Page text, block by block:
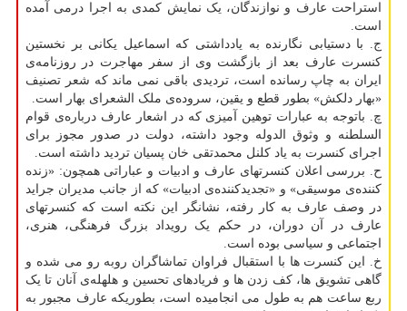
استراحت عارف و نوازندگان، یک نمایش کمدی به اجرا درمی آمده
است.
ج. با دستیابی نگارنده به یادداشتی که اسماعیل یکانی بر نخستین
کنسرت عارف بعد از بازگشت وی از سفر مهاجرت در روزنامه‌ی
ایران به چاپ رسانده است، تردیدی باقی نمی ماند که شعر تصنیف
«بهار دلکش» بطور قطع و یقین، سروده‌ی ملک الشعرای بهار است.
چ. باتوجه به عبارات توهین آمیزی که در اشعار عارف درباره‌ی قوام
السلطنه و وثوق الدوله وجود داشته، دولت در صدور مجوز برای
اجرای کنسرت به یاد کلنل محمدتقی خان پسیان تردید داشته است.
ح. بررسی اعلان کنسرتهای عارف و ادبیات و عباراتی همچون: «زنده
کننده‌ی موسیقی» و «تجدیدکننده‌ی ادبیات» که از جانب مدیران جراید
در وصف عارف به کار رفته، نشانگر این نکته است که کنسرتهای
عارف در آن دوران، در حکم یک رویداد بزرگ فرهنگی، هنری،
اجتماعی و سیاسی بوده است.
خ. این کنسرت ها با استقبال فراوان تماشاگران روبه رو می شده و
گاهی تشویق ها، کف زدن ها و فریادهای تحسین و هلهله‌ی آنان تا یک
ربع ساعت هم به طول می انجامیده است، بطوریکه عارف مجبور به